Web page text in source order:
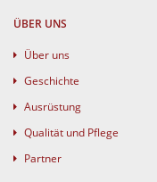
ÜBER UNS
Über uns
Geschichte
Ausrüstung
Qualität und Pflege
Partner